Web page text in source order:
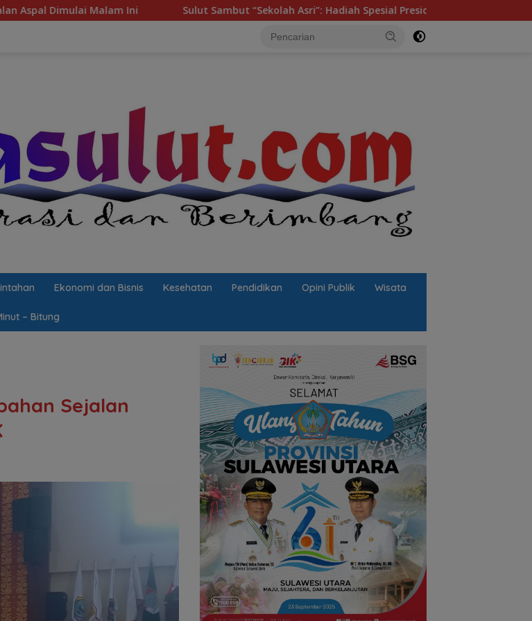
Ini Sulut Sambut “Sekolah Asri”: Hadiah Spesial Presiden Prabowo Untuk Bumi Nyiur
Ekonomi dan Bisnis Kesehatan Pendidikan Opini Publik Wisata
– Bitung
Sejalan